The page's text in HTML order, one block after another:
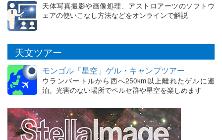
天体写真撮影や画像処理、アストロアーツのソフトウ
ェアの使いこなし方法などをオンラインで解説
天文ツアー
モンゴル「星空」ゲル・キャンプツアー
ウランバートルから西へ250km以上離れたゲルに連
泊。光害のない場所でペルセ群や星空を楽しめます